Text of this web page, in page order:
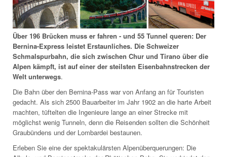
Über 196 Brücken muss er fahren - und 55 Tunnel queren: Der
Bernina-Express leistet Erstaunliches. Die Schweizer
Schmalspurbahn, die sich zwischen Chur und Tirano über die
Alpen kämpft, ist auf einer der steilsten Eisenbahnstrecken der
Welt unterwegs.
Die Bahn über den Bernina-Pass war von Anfang an für Touristen
gedacht. Als sich 2500 Bauarbeiter im Jahr 1902 an die harte Arbeit
machten, tüftelten die Ingenieure lange an einer Strecke mit
möglichst wenig Tunneln, denn die Reisenden sollten die Schönheit
Graubündens und der Lombardei bestaunen.
Erleben Sie eine der spektakulärsten Alpenüberquerungen: Die